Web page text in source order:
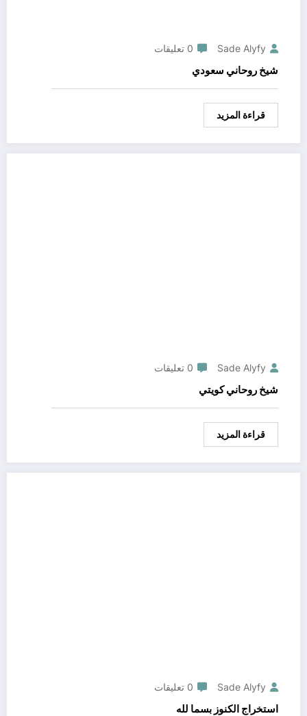
Sade Alyfy 0 تعليقات
شيخ روحاني سعودي
قراءة المزيد
Sade Alyfy 0 تعليقات
شيخ روحاني كويتي
قراءة المزيد
Sade Alyfy 0 تعليقات
استخراج الكنوز بسما لله